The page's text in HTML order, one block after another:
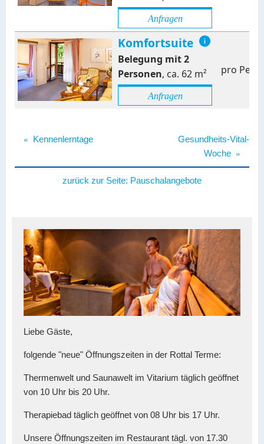
Anfragen
Komfortsuite
Belegung mit2
Personen, ca. 62 m²
Anfragen
pro
« Kennenlerntage
Gesundheits-Vital-
Woche »
zurück zur Seite: Pauschalangebote
Liebe Gäste,
folgende "neue" Öffnungszeiten in der Rottal Terme:
Thermenwelt und Saunawelt im Vitarium täglich geöffnet
von 10 Uhr bis 20 Uhr.
Therapiebad täglich geöffnet von 08 Uhr bis 17 Uhr.
Unsere Öffnungszeiten im Restaurant tägl. von 17.30